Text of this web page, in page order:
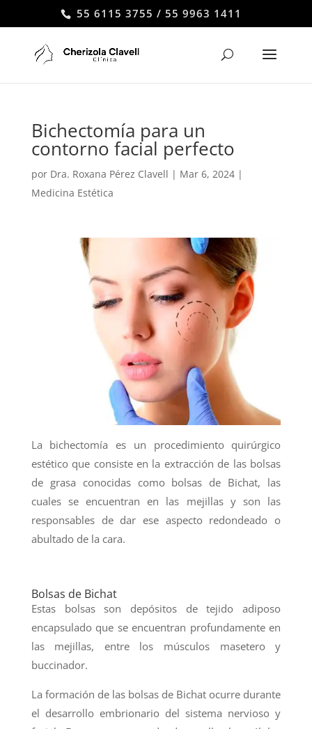
55 6115 3755 / 55 9963 1411
Bichectomía para un
contorno facial perfecto
por Dra. Roxana Pérez Clavell | Mar 6, 2024|
Medicina Estética
La bichectomía es un procedimiento quirúrgico
estético que consiste en la extracción de las bolsas
de grasa conocidas como bolsas de Bichat, las
cuales se encuentran en las mejillas y son las
responsables de dar ese aspecto redondeado o
abultado de la cara.
Bolsas de Bichat
Estas bolsas son depósitos de tejido adiposo
encapsulado que se encuentran profundamente en
las mejillas, entre los músculos masetero y
buccinador.
La formación de las bolsas de Bichat ocurre durante
el desarrollo embrionario del sistema nervioso y